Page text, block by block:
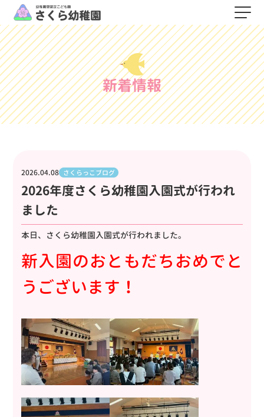
新着情報
2026.04.08 さくらっこブログ
2026年度さくら幼稚園入園式が行われ
ました
本日、さくら幼稚園入園式が行われました。
新入園のおともだち おめでと
うございます！